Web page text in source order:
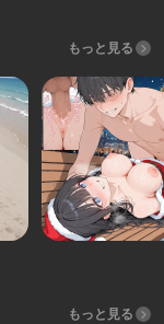
もっと見る
もっと見る